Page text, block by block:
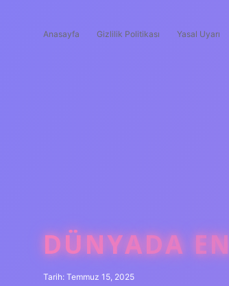
Anasayfa Gizlilik Politikası Yasal Uyarı
DÜNYADA
Tarih: Temmuz 15, 2025